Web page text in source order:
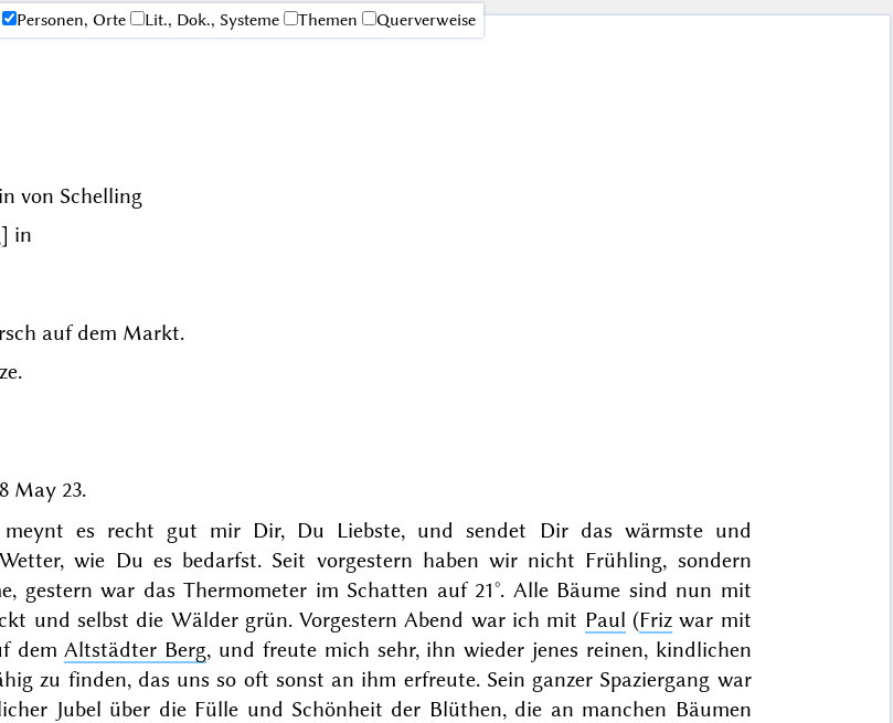
Personen, Orte Lit., Dok., Systeme Themen Querverweise
von Schelling
in
auf dem Markt.
May 23.
meynt es recht gut mir Dir, Du Liebste, und sendet Dir das wärmste und
wie Du es bedarfst. Seit vorgestern haben wir nicht Frühling, sondern
gestern war das Thermometer im Schatten auf 21°. Alle Bäume sind nun mit
und selbst die Wälder grün.Vorgestern Abend war ich mit Paul (Friz war mit
demAltstädter Berg, und freute mich sehr, ihn wieder jenes reinen, kindlichen
zu finden, das uns so oft sonst an ihm erfreute. Sein ganzer Spaziergang war
Jubel über die Fülle und Schönheit der Blüthen, die an manchen Bäumen